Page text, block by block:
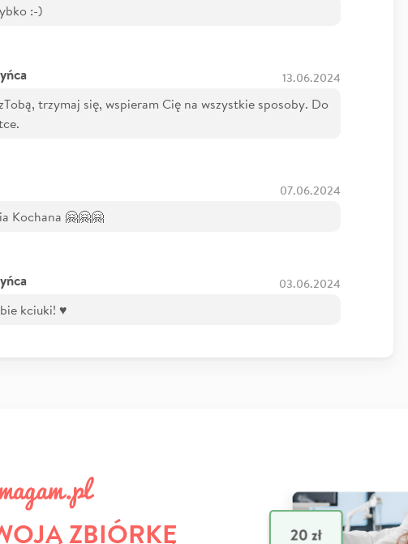
:-)
13.06.2024
trzymaj się, wspieram Cię na wszystkie sposoby. Do
07.06.2024
Kochana 🤗🤗🤗
03.06.2024
kciuki! ♥️
ZBIÓRKĘ